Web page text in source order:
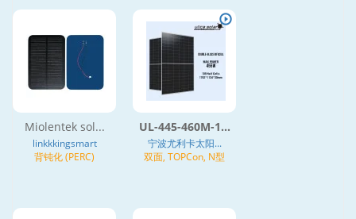
Miolentek sol...
linkkkingsmart
背钝化 (PERC)
UL-445-460M-1...
宁波尤利卡太阳...
双面, TOPCon, N型